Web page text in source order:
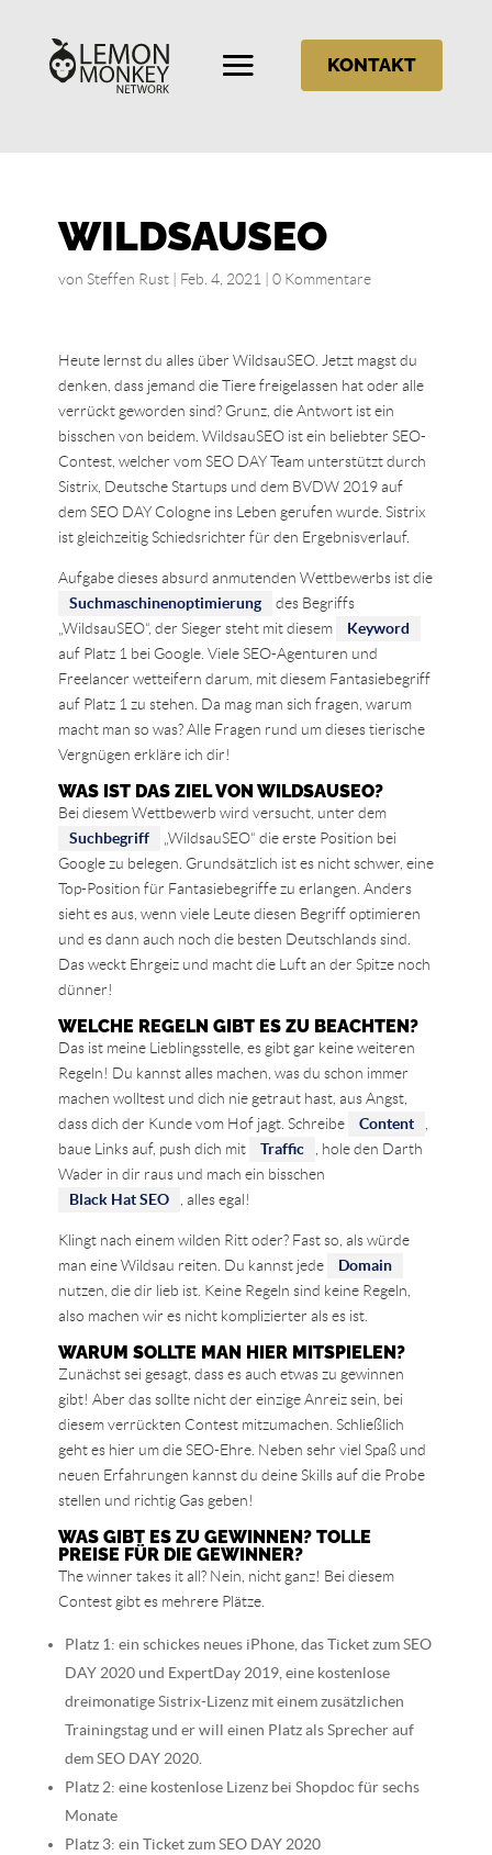
KONTAKT
WILDSAUSEO
von Steffen Rust| Feb. 4, 2021 0 Kommentare
Heute lernst du alles über WildsauSEO. Jetzt magst du
denken, dass jemand die Tiere freigelassen hat oder alle
verrückt geworden sind? Grunz, die Antwort ist ein
bisschen von beidem. WildsauSEO ist ein beliebter SEO-
Contest, welcher vom SEO DAY Team unterstützt durch
Sistrix, Deutsche Startups und dem BVDW 2019 auf
dem SEO DAY Cologne ins Leben gerufen wurde. Sistrix
ist gleichzeitig Schiedsrichter für den Ergebnisverlauf.
Aufgabe dieses absurd anmutenden Wettbewerbs ist die
Suchmaschinenoptimierung
des Begriffs
„WildsauSEO“, der Sieger steht mit diesem
Keyword
auf Platz 1 bei Google. Viele SEO-Agenturen und
Freelancer wetteifern darum, mit diesem Fantasiebegriff
auf Platz 1 zu stehen. Da mag man sich fragen, warum
macht man so was? Alle Fragen rund um dieses tierische
Vergnügen erkläre ich dir!
WAS IST DAS ZIEL VON WILDSAUSEO?
Bei diesem Wettbewerb wird versucht, unter dem
Suchbegriff
„WildsauSEO“ die erste Position bei
Google zu belegen. Grundsätzlich ist es nicht schwer, eine
Top-Position für Fantasiebegriffe zu erlangen. Anders
sieht es aus, wenn viele Leute diesen Begriff optimieren
und es dann auch noch die besten Deutschlands sind.
Das weckt Ehrgeiz und macht die Luft an der Spitze noch
dünner!
WELCHE REGELN GIBT ES ZU BEACHTEN?
Das ist meine Lieblingsstelle, es gibt gar keine weiteren
Regeln! Du kannst alles machen, was du schon immer
machen wolltest und dich nie getraut hast, aus Angst,
dass dich der Kunde vom Hof jagt. Schreibe
Content
baue Links auf, push dich mit
Traffic
, hole den Darth
Wader in dir raus und mach ein bisschen
Black Hat SEO
, alles egal!
Klingt nach einem wilden Ritt oder? Fast so, als würde
man eine Wildsau reiten. Du kannst jede
Domain
nutzen, die dir lieb ist. Keine Regeln sind keine Regeln,
also machen wir es nicht komplizierter als es ist.
WARUM SOLLTE MAN HIER MITSPIELEN?
Zunächst sei gesagt, dass es auch etwas zu gewinnen
gibt! Aber das sollte nicht der einzige Anreiz sein, bei
diesem verrückten Contest mitzumachen. Schließlich
geht es hier um die SEO-Ehre. Neben sehr viel Spaß und
neuen Erfahrungen kannst du deine Skills auf die Probe
stellen und richtig Gas geben!
WAS GIBT ES ZU GEWINNEN? TOLLE
PREISE FÜR DIE GEWINNER?
The winner takes it all? Nein, nicht ganz! Bei diesem
Contest gibt es mehrere Plätze.
Platz 1: ein schickes neues iPhone, das Ticket zum SEO
DAY 2020 und ExpertDay 2019, eine kostenlose
dreimonatige Sistrix-Lizenz mit einem zusätzlichen
Trainingstag und er will einen Platz als Sprecher auf
dem SEO DAY 2020.
Platz 2: eine kostenlose Lizenz bei Shopdoc für sechs
Monate
Platz 3: ein Ticket zum SEO DAY 2020